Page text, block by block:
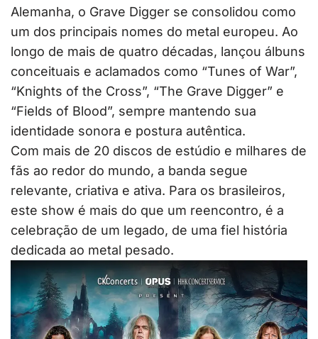
Alemanha, o Grave Digger se consolidou como
um dos principais nomes do metal europeu. Ao
longo de mais de quatro décadas, lançou álbuns
conceituais e aclamados como “Tunes of War”,
“Knights of the Cross”, “The Grave Digger” e
“Fields of Blood”, sempre mantendo sua
identidade sonora e postura autêntica.
Com mais de 20 discos de estúdio e milhares de
fãs ao redor do mundo, a banda segue
relevante, criativa e ativa. Para os brasileiros,
este show é mais do que um reencontro, é a
celebração de um legado, de uma fiel história
dedicada ao metal pesado.